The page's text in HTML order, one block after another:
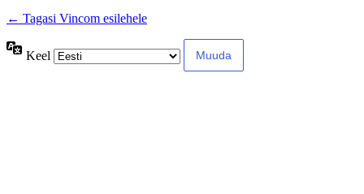
← Tagasi Vincom esilehele
Keel